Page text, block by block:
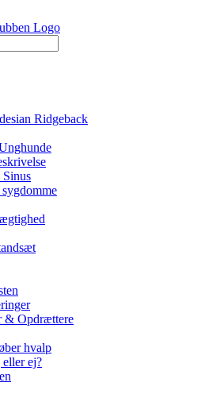
Ridgeback
& Opdrættere
hvalp
eller ej?